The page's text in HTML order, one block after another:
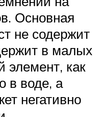
Основная
не содержит
в малых
элемент, как
в воде, а
негативно